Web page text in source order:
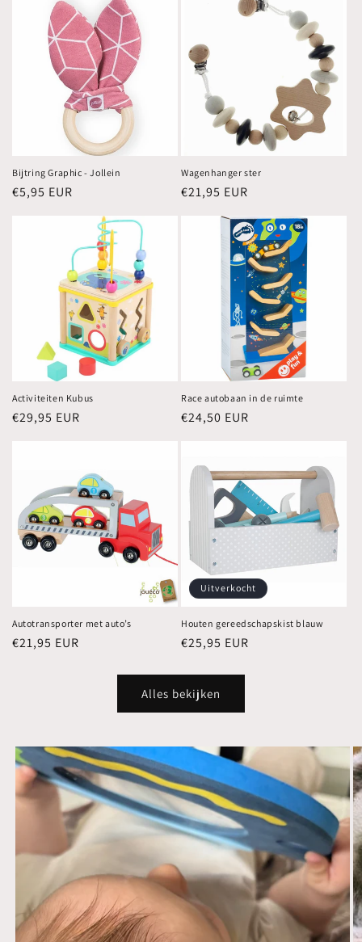
Bijtring Graphic - Jollein
Normale
€5,95 EUR
Wagenhanger ster
Normale
€21,95 EUR
Activiteiten Kubus
Normale
€29,95 EUR
Race autobaan in de ruimte
Normale
€24,50 EUR
Autotransporter met auto’s
Normale
€21,95 EUR
Uitverkocht
Houten gereedschapskist blauw
Normale
€25,95 EUR
Alles bekijken